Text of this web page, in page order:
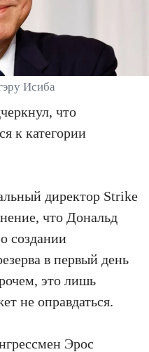
Исиба
что
к категории
директор Strike
что Дональд
создании
в первый день
это лишь
не оправдаться.
Эрос